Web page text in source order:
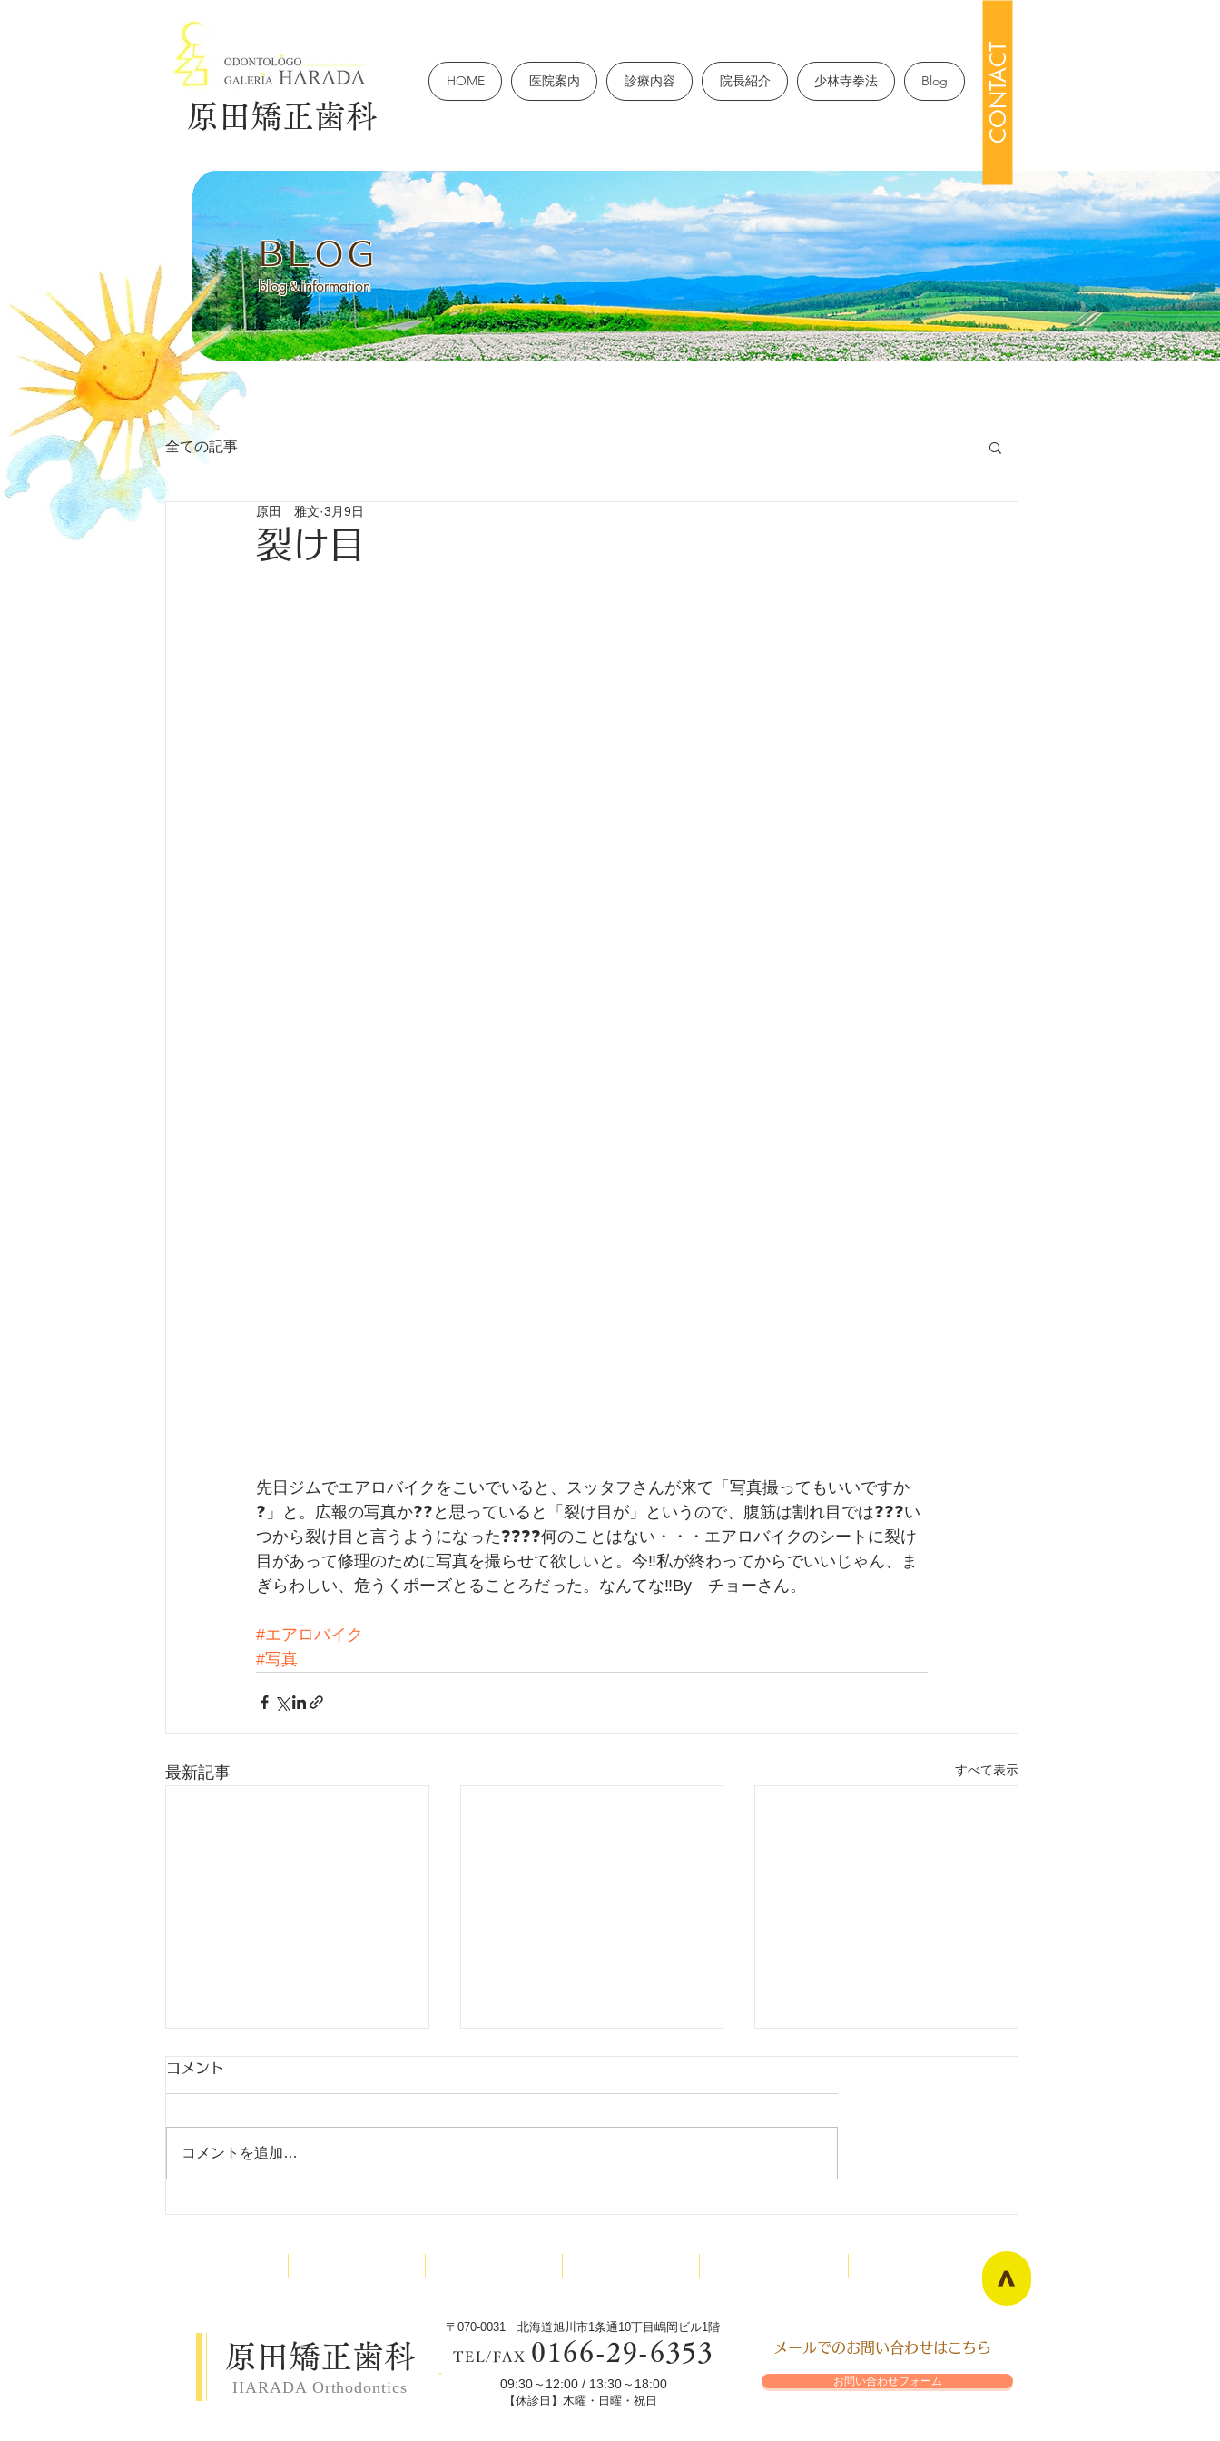
原田矯正歯科 CONTACT
HOME 医院案内 診療内容 院長紹介 少林寺拳法 Blog
BLOG
blog＆information
全ての記事
裂け目
原田 雅文 3月9日
先日ジムでエアロバイクをこいでいると、スッタフさんが来て「写真撮ってもいいですか
❓️」と。広報の写真か❓️❓️と思っていると「裂け目が」というので、腹筋は割れ目では❓️❓️❓️い
つから裂け目と言うようになった❓️❓️❓️❓️何のことはない・・・エアロバイクのシートに裂け
目があって修理のために写真を撮らせて欲しいと。今‼️私が終わってからでいいじゃん、ま
ぎらわしい、危うくポーズとることろだった。なんてな‼️By　チョーさん。
#エアロバイク
#写真
最新記事 すべて表示
コメント
コメントを追加…
原田矯正歯科
HARADA Orthodontics
〒070-0031 北海道旭川市1条通10丁目嶋岡ビル1階
TEL/FAX 0166-29-6353
09:30～12:00 / 13:30～18:00
【休診日】木曜・日曜・祝日
​メールでのお問い合わせはこちら
お問い合わせフォーム
>